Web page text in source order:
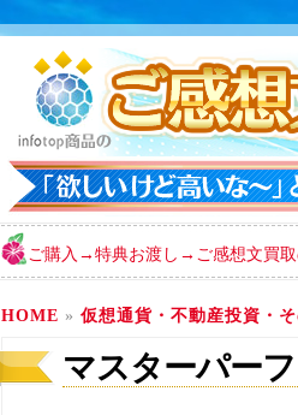
ご購入→特典お渡し→ご感想文買
HOME » 仮想通貨・不動産投資・
マスターパー